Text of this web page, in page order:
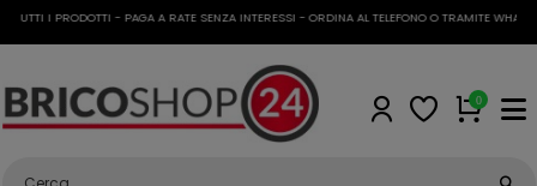
I PRODOTTI - PAGA A RATE SENZA INTERESSI - ORDINA AL TELEFONO O TRAMITE WHATSAPP
0